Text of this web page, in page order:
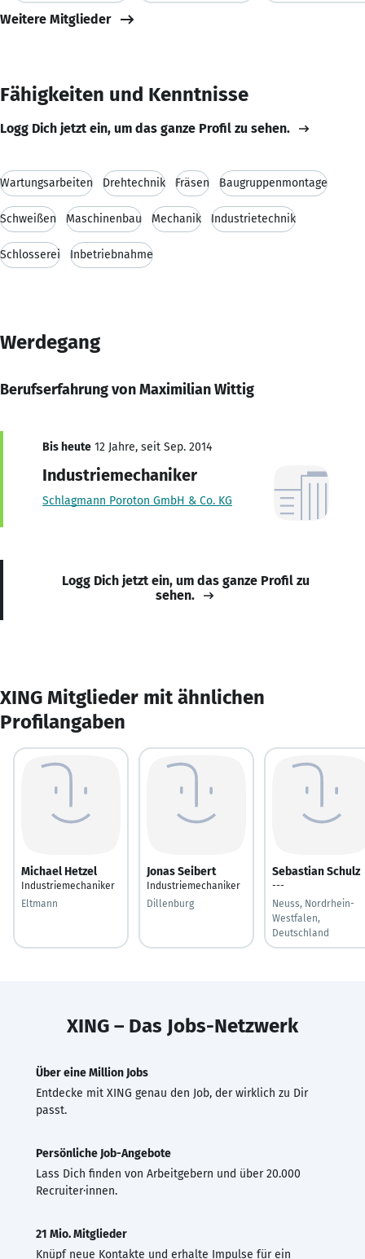
Weitere Mitglieder
Fähigkeiten und Kenntnisse
Logg Dich jetzt ein, um das ganze Profil zu sehen.
Wartungsarbeiten Drehtechnik Fräsen Baugruppenmontage
Schweißen Maschinenbau Mechanik Industrietechnik
Schlosserei Inbetriebnahme
Werdegang
Berufserfahrung von Maximilian Wittig
Bis heute 12 Jahre, seit Sep. 2014
Industriemechaniker
Schlagmann Poroton GmbH & Co. KG
Logg Dich jetzt ein, um das ganze Profil zu
sehen.
XING Mitglieder mit ähnlichen
Profilangaben
Michael Hetzel
Industriemechaniker
Eltmann
Jonas Seibert
Industriemechaniker
Dillenburg
Sebastian Schulz
---
Neuss, Nordrhein-
Westfalen,
Deutschland
XING – Das Jobs-Netzwerk
Über eine Million Jobs
Entdecke mit XING genau den Job, der wirklich zu Dir
passt.
Persönliche Job-Angebote
Lass Dich finden von Arbeitgebern und über 20.000
Recruiter·innen.
21 Mio. Mitglieder
Knüpf neue Kontakte und erhalte Impulse für ein